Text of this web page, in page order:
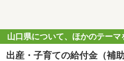
山口県について、ほかのテーマ
出産・子育ての給付金（補